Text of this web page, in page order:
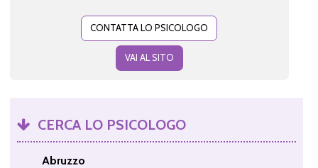
CONTATTA LO PSICOLOGO
VAI AL SITO
CERCA LO PSICOLOGO
Abruzzo